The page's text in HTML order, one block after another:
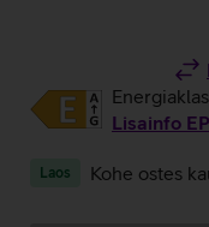
Lisainfo
Laos Kohe ostes